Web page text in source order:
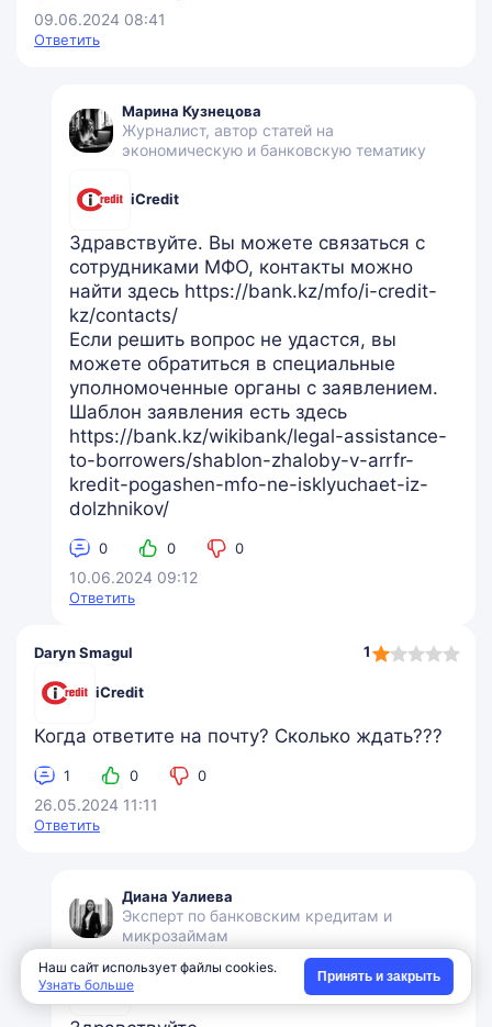
09.06.2024 08:41
Ответить
Марина Кузнецова
Журналист, автор статей на
экономическую и банковскую тематику
iCredit
Здравствуйте. Вы можете связаться с
сотрудниками МФО, контакты можно
найти здесь https://bank.kz/mfo/i-credit-
kz/contacts/
Если решить вопрос не удастся, вы
можете обратиться в специальные
уполномоченные органы с заявлением.
Шаблон заявления есть здесь
https://bank.kz/wikibank/legal-assistance-
to-borrowers/shablon-zhaloby-v-arrfr-
kredit-pogashen-mfo-ne-isklyuchaet-iz-
dolzhnikov/
0 0 0
10.06.2024 09:12
Ответить
Daryn Smagul
iCredit
1
1,0
Когда ответите на почту? Сколько ждать???
1 0 0
26.05.2024 11:11
Ответить
Диана Уалиева
Эксперт по банковским кредитам и
микрозаймам
iCredit
Наш сайт использует файлы cookies.
Узнать больше
Принять и закрыть